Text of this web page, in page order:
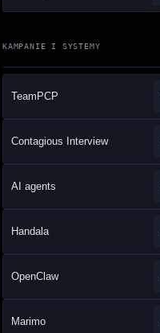
KAMPANIE I SYSTEMY
TeamPCP
Contagious Interview
AI agents
Handala
OpenClaw
Marimo